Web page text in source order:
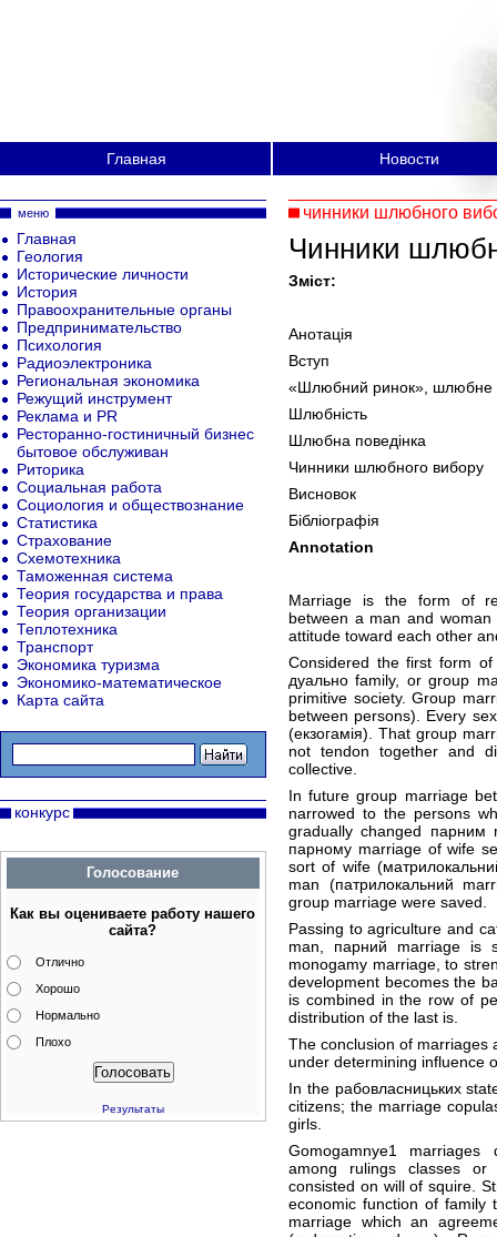
Главная Новости
чинники шлюбного
Чинники
Зміст:
Анотація
Вступ
«Шлюбний ринок», шлюбне
Шлюбність
Шлюбна поведінка
Чинники шлюбного вибору
Висновок
Бібліографія
Annotation
Marriage is the form of
between a man and
attitude toward each other
Considered the first form
дуально family, or group
primitive society. Group
between persons). Every
(екзогамія). That group
not tendon together and
collective.
In future group marriage
narrowed to the persons
gradually changed
парному marriage of wife
sort of wife
man (патрилокальний
group marriage were saved.
Passing to agriculture and
man, парний marriage is
monogamy marriage, to
development becomes the
is combined in the row of
distribution of the last is.
The conclusion of marriages
under determining influence
In the рабовласницьких
citizens; the marriage
girls.
Gomogamnye1
among rulings classes or
consisted on will of squire.
economic function of family
marriage which an
меню
Главная
Геология
Исторические личности
История
Правоохранительные органы
Предпринимательство
Психология
Радиоэлектроника
Региональная экономика
Режущий инструмент
Реклама и PR
Ресторанно-гостиничный бизнес
бытовое обслуживан
Риторика
Социальная работа
Социология и обществознание
Статистика
Страхование
Схемотехника
Таможенная система
Теория государства и права
Теория организации
Теплотехника
Транспорт
Экономика туризма
Экономико-математическое
Карта сайта
конкурс
Голосование
Как вы оцениваете работу нашего
сайта?
Отлично
Хорошо
Нормально
Плохо
Результаты